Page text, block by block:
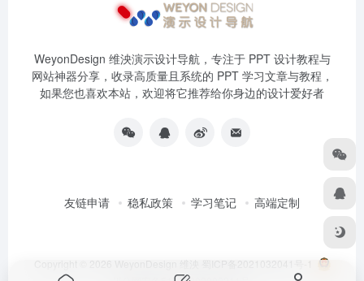
WeyonDesign 维泱演示设计导航，专注于 PPT 设计教程与
网站神器分享，收录高质量且系统的 PPT 学习文章与教程，
如果您也喜欢本站，欢迎将它推荐给你身边的设计爱好者
友链申请 稳私政策 学习笔记 高端定制
Copyright © 2026 WeyonDesign 维泱 蜀ICP备2021032041号-1